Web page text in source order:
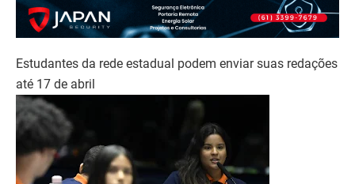
Estudantes da rede estadual podem enviar suas redações
até 17 de abril